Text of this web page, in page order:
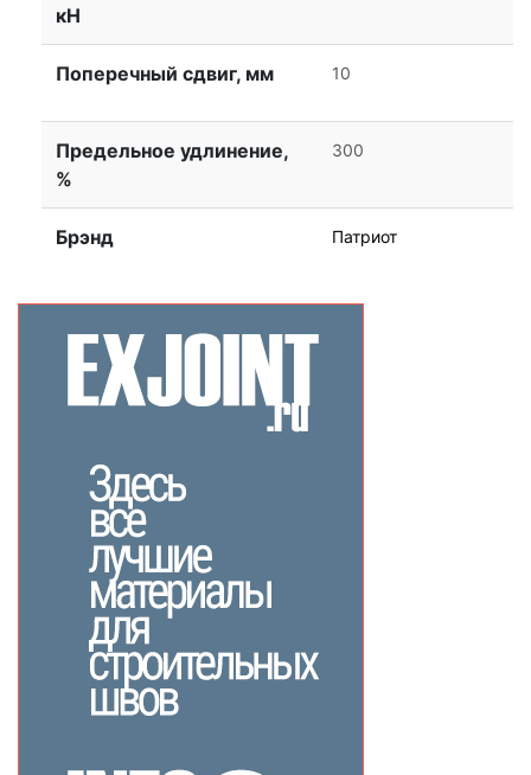
кН
Поперечный сдвиг, мм 10
Предельное удлинение,
%
300
Брэнд Патриот